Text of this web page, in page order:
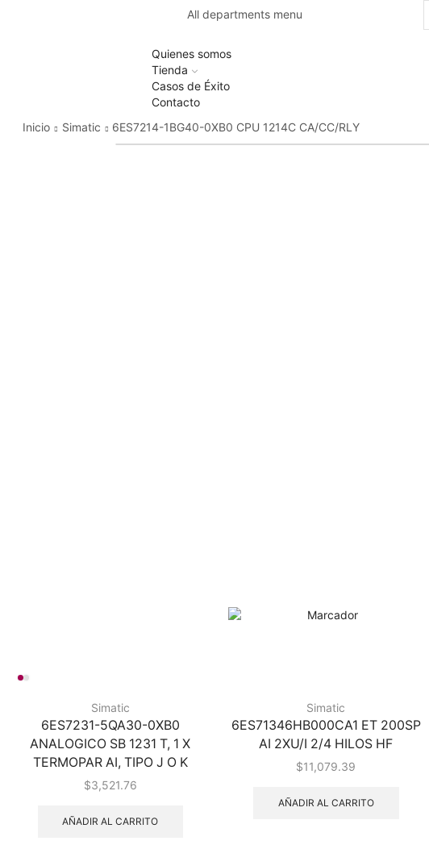
All departments menu
Quienes somos
Tienda
Casos de Éxito
Contacto
Inicio Simatic 6ES7214-1BG40-0XB0 CPU 1214C CA/CC/RLY
Simatic
6ES7231-5QA30-0XB0
ANALOGICO SB 1231 T, 1 X
TERMOPAR AI, TIPO J O K
$3,521.76
AÑADIR AL CARRITO
Simatic
6ES71346HB000CA1 ET 200SP
AI 2XU/I 2/4 HILOS HF
$11,079.39
AÑADIR AL CARRITO